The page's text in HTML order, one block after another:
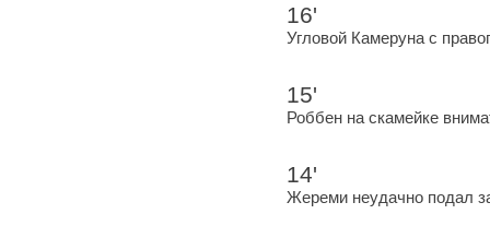
16'
Угловой Камеруна с
15'
Роббен на скамейке
14'
Жереми неудачно подал